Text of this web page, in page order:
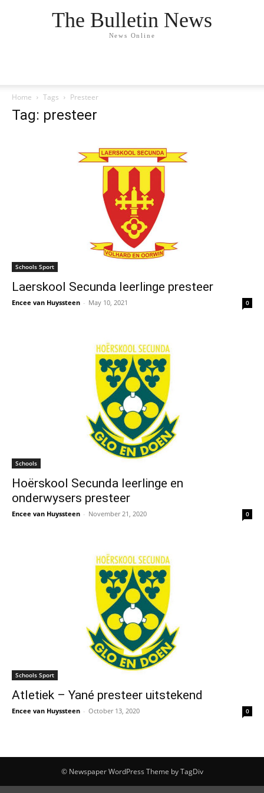
The Bulletin News
News Online
Home Tags Presteer
Tag: presteer
Schools Sport
Laerskool Secunda leerlinge presteer
Encee van Huyssteen - May 10, 2021 0
Schools
Hoërskool Secunda leerlinge en
onderwysers presteer
Encee van Huyssteen - November 21, 2020 0
Schools Sport
Atletiek – Yané presteer uitstekend
Encee van Huyssteen - October 13, 2020 0
© Newspaper WordPress Theme by TagDiv